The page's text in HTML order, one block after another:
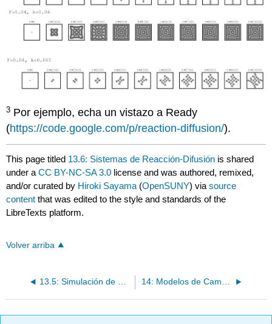
3 Por ejemplo, echa un vistazo a Ready
(https://code.google.com/p/reaction-diffusion/).
This page titled 13.6: Sistemas de Reacción-Difusión is shared
under aCC BY-NC-SA 3.0 license and was authored, remixed,
and/or curated by Hiroki Sayama (OpenSUNY) viasource
content that was edited to the style and standards of the
LibreTexts platform.
Volver arriba
13.5: Simulación de Modelos de Campo Continuos 14: Modelos de Campo Continuos II - Análisis